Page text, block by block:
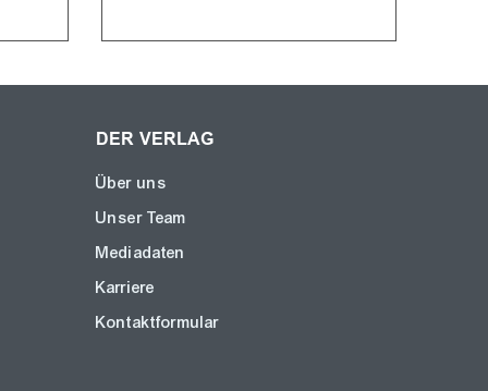
DER VERLAG
Über uns
Unser Team
Mediadaten
Karriere
Kontaktformular